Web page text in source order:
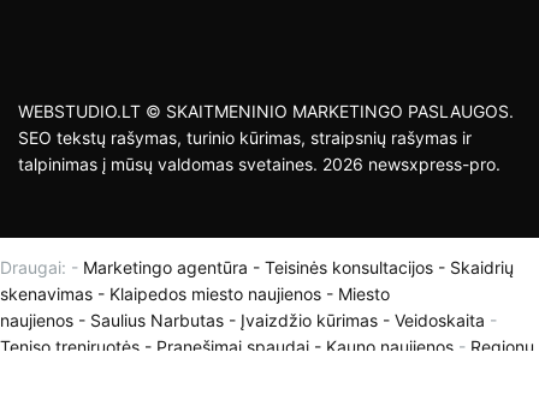
WEBSTUDIO.LT © SKAITMENINIO MARKETINGO PASLAUGOS.
SEO tekstų rašymas, turinio kūrimas, straipsnių rašymas ir
talpinimas į mūsų valdomas svetaines. 2026 newsxpress-pro.
Draugai: - Marketingo agentūra - Teisinės konsultacijos - Skaidrių
skenavimas - Klaipedos miesto naujienos - Miesto
naujienos - Saulius Narbutas - Įvaizdžio kūrimas - Veidoskaita -
Teniso treniruotės - Pranešimai spaudai - Kauno naujienos - Regionų